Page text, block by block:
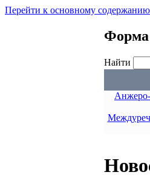
Перейти к основному содержанию
Форма
Найти